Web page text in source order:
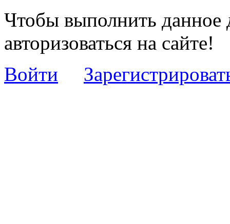
Чтобы выполнить данное
авторизоваться на сайте!
Войти